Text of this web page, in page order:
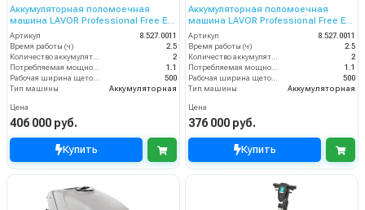
Аккумуляторная поломоечная
машина LAVOR Professional Free Evo
50 BT (с З/У и АКБ LiFePo4 емкостью
Ah (50 = 85 GEL) + Bluetooth
Артикул
8.527.0011
Время работы (ч)
2.5
Количество аккумуляторов (шт)
2
Потребляемая мощность (кВт)
1.1
Рабочая ширина щеток (мм)
500
Тип машины
Аккумуляторная
Цена
406 000 руб.
Купить
Аккумуляторная поломоечная
машина LAVOR Professional Free Evo
50 BT (с З/У и АКБ LiFePo4 емкостью
65 Ah (65 = 100 GEL)
Артикул
8.527.0011
Время работы (ч)
2.5
Количество аккумуляторов (шт)
2
Потребляемая мощность (кВт)
1.1
Рабочая ширина щеток (мм)
500
Тип машины
Аккумуляторная
Цена
376 000 руб.
Купить